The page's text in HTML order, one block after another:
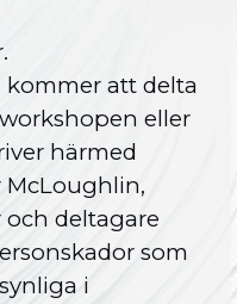
kommer att delta
eller
härmed
McLoughlin,
deltagare
som
i